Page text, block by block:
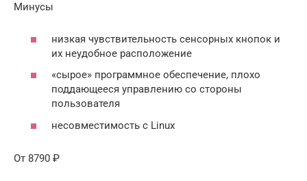
Минусы
низкая чувствительность сенсорных кнопок и
их неудобное расположение
«сырое» программное обеспечение, плохо
поддающееся управлению со стороны
пользователя
несовместимость с Linux
От 8790 ₽